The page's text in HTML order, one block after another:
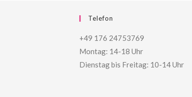
Telefon
+49 176 24753769
Montag: 14-18 Uhr
Dienstag bis Freitag: 10-14 Uhr